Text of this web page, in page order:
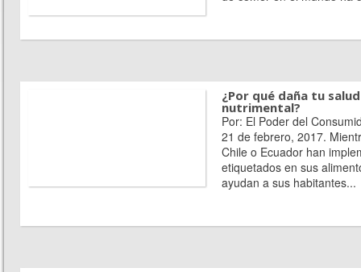
¿Por qué daña tu
nutrimental?
Por: El Poder del
21 de febrero, 2017.
Chile o Ecuador han
etiquetados en sus
ayudan a sus habitantes...